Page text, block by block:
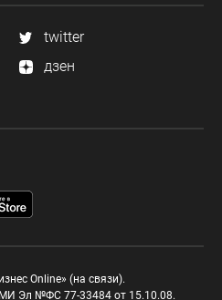
twitter
дзен
Online» (на связи).
Эл №ФС 77-33484 от 15.10.08.